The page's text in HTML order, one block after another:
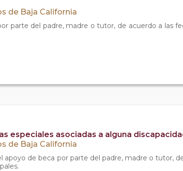
de Baja California
parte del padre, madre o tutor, de acuerdo a las
especiales asociadas a alguna
de Baja California
de beca por parte del padre, madre o tutor,